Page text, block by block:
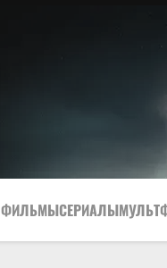
ФИЛЬМЫСЕРИАЛЫ